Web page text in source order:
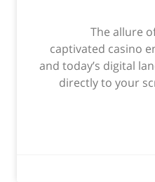
The allure
captivated casino
and today’s digital
directly to your